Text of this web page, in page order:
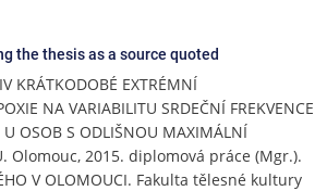
the thesis as a source quoted
KRÁTKODOBÉ EXTRÉMNÍ
NA VARIABILITU SRDEČNÍ FREKVENCE
U OSOB S ODLIŠNOU MAXIMÁLNÍ
Olomouc, 2015. diplomová práce (Mgr.).
V OLOMOUCI. Fakulta tělesné kultury